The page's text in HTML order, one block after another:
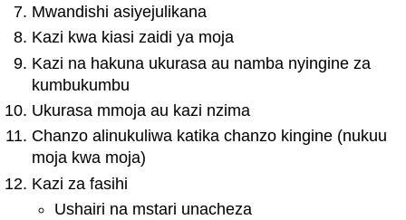
Mwandishi asiyejulikana
Kazi kwa kiasi zaidi ya moja
Kazi na hakuna ukurasa au namba nyingine za
kumbukumbu
Ukurasa mmoja au kazi nzima
Chanzo alinukuliwa katika chanzo kingine (nukuu
moja kwa moja)
Kazi za fasihi
Ushairi na mstari unacheza